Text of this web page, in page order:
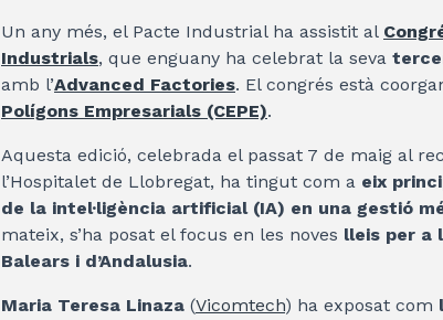
Un any més, el Pacte Industrial ha assistit al
Industrials, que enguany ha celebrat la seva
amb l’Advanced Factories. El congrés està
Polígons Empresarials (CEPE).
Aquesta edició, celebrada el passat 7 de maig al
l’Hospitalet de Llobregat, ha tingut com a eix
de la intel·ligència artificial (IA) en una gestió
mateix, s’ha posat el focus en les noves lleis per a
Balears i d’Andalusia.
Maria Teresa Linaza (Vicomtech) ha exposat com